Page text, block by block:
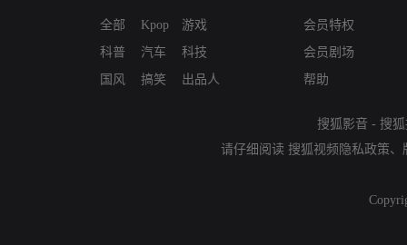
全部
科普
国风
Kpop
汽车
搞笑
游戏
科技
出品人
会员特权
会员剧场
帮助
搜狐影音 - 搜
请仔细阅读 搜狐视频隐私政策、